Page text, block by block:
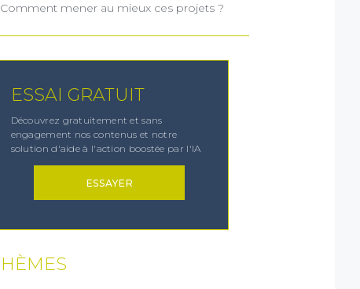
mener au mieux ces projets ?
ESSAI GRATUIT
Découvrez gratuitement et sans
engagement nos contenus et notre
solution d'aide à l'action boostée par l'IA
ESSAYER
×